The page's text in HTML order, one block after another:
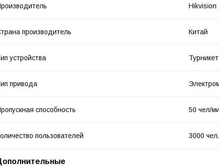
Hikvision
производитель Китай
устройства
привода
способность 50 чел/
пользователей 3000 чел.